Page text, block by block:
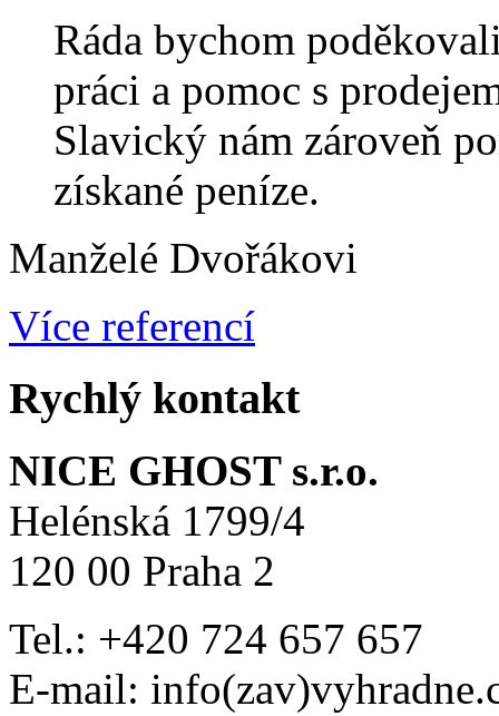
Ráda bychom
práci a pomoc s
Slavický nám zároveň
získané peníze.
Manželé Dvořákovi
Více referencí
Rychlý kontakt
NICE GHOST s.r.o.
Helénská 1799/4
120 00 Praha 2
Tel.: +420 724 657 657
E-mail: